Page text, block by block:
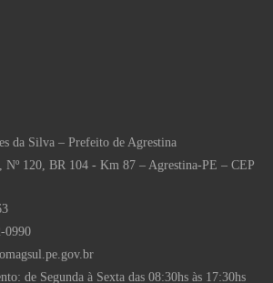
da Silva – Prefeito de Agrestina
Nº 120, BR 104 - Km 87 – Agrestina-PE – CEP
0990
de Segunda à Sexta das 08:30hs às 17:30hs